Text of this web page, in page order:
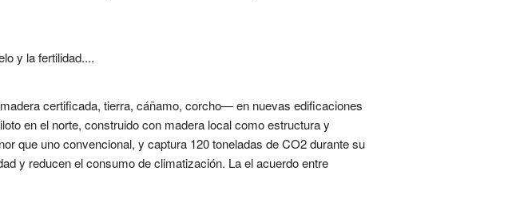
y la fertilidad....
certificada, tierra, cáñamo, corcho— en nuevas edificaciones
en el norte, construido con madera local como estructura y
que uno convencional, y captura 120 toneladas de CO2 durante su
y reducen el consumo de climatización. La el acuerdo entre